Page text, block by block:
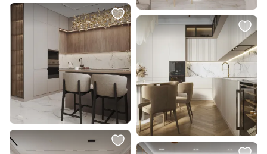
84 265 ₽
Подвесной светильник KUTEK
MOOD Artu Glass ART-ZW-
В корзину
17 480 ₽
Кресло барное R-Home Oscar
бежевое 410218151h_Diag
бежевое_золото_БАР
В корзину